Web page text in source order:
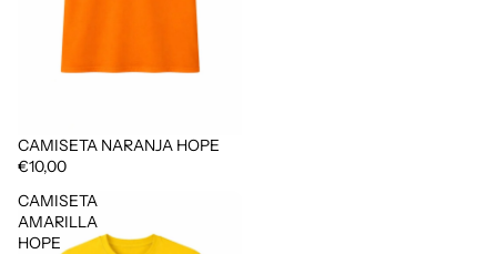
CAMISETA NARANJA HOPE
€10,00
CAMISETA
AMARILLA
HOPE